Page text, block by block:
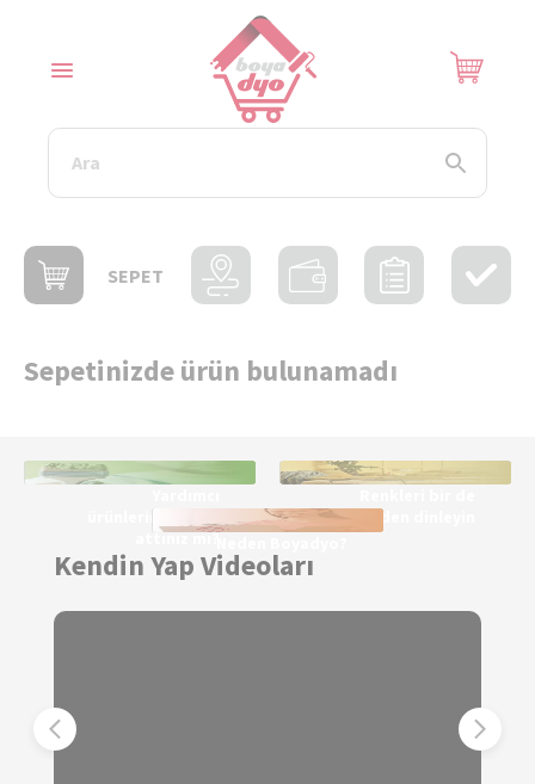
SEPET
Sepetinizde ürün bulunamadı
ürünlerimize göz
attınız mı?
bizden dinleyin
Kendin Yap Videoları